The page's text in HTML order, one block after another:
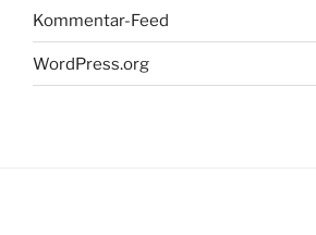
Kommentar-Feed
WordPress.org